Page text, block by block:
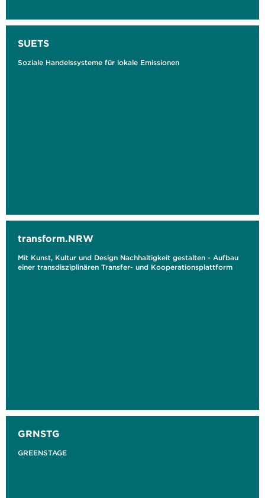
SUETS
Soziale Handelssysteme für lokale Emissionen
transform.NRW
Mit Kunst, Kultur und Design Nachhaltigkeit gestalten - Aufbau
einer transdisziplinären Transfer- und Kooperationsplattform
GRNSTG
GREENSTAGE